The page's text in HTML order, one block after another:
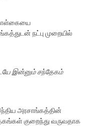
கொள்கையை
நட்பு முறையில்
இன்னும் சந்தேகம்
அரசாங்கத்தின்
குறைந்து வருவதாக